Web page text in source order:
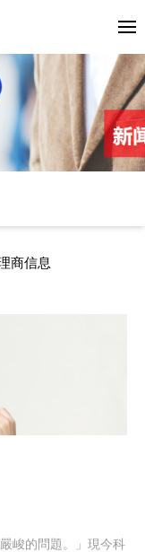
商信息
峻的問題。」現今科